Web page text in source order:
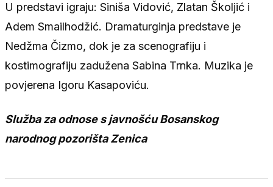
U predstavi igraju: Siniša Vidović, Zlatan Školjić i
Adem Smailhodžić. Dramaturginja predstave je
Nedžma Čizmo, dok je za scenografiju i
kostimografiju zadužena Sabina Trnka. Muzika je
povjerena Igoru Kasapoviću.
Služba za odnose s javnošću Bosanskog
narodnog pozorišta Zenica